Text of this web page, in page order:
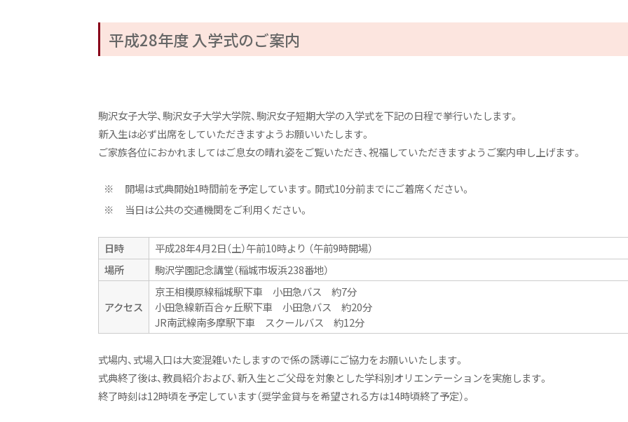
平成28年度 入学式のご案内
駒沢女子大学、駒沢女子大学大学院、駒沢女子短期大学の入学式を下記の日程で挙行いたします。
新入生は必ず出席をしていただきますようお願いいたします。
ご家族各位におかれましてはご息女の晴れ姿をご覧いただき、祝福していただきますようご案内申し上げます。
※
開場は式典開始1時間前を予定しています。開式10分前までにご着席ください。
※
当日は公共の交通機関をご利用ください。
日時
平成28年4月2日（土）午前10時より （午前9時開場）
場所
駒沢学園記念講堂（稲城市坂浜238番地）
アクセス
京王相模原線稲城駅下車 小田急バス 約7分
小田急線新百合ヶ丘駅下車 小田急バス 約20分
JR南武線南多摩駅下車 スクールバス 約12分
式場内、式場入口は大変混雑いたしますので係の誘導にご協力をお願いいたします。
式典終了後は、教員紹介および、新入生とご父母を対象とした学科別オリエンテーションを実施します。
終了時刻は12時頃を予定しています（奨学金貸与を希望される方は14時頃終了予定）。